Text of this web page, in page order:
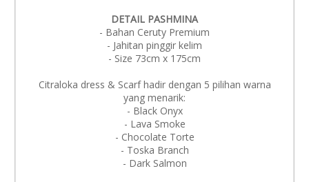
DETAIL PASHMINA
- Bahan Ceruty Premium
- Jahitan pinggir kelim
- Size 73cm x 175cm
Citraloka dress & Scarf hadir dengan 5 pilihan warna
yang menarik:
- Black Onyx
- Lava Smoke
- Chocolate Torte
- Toska Branch
- Dark Salmon